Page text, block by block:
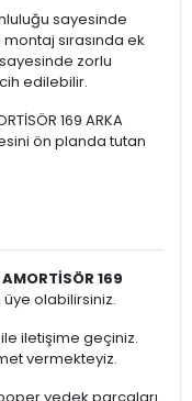
sayesinde
sırasında ek
zorlu
edilebilir.
169 ARKA
ön planda tutan
AMORTİSÖR 169
olabilirsiniz.
iletişime geçiniz.
vermekteyiz.